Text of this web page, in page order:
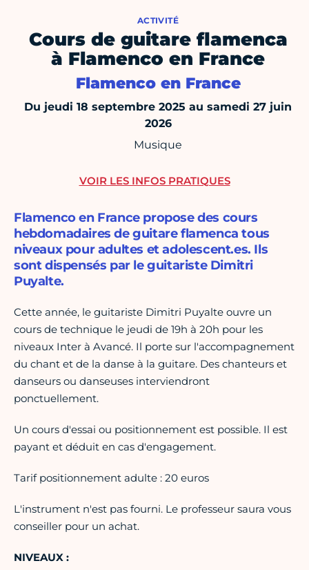
ACTIVITÉ
Cours de guitare flamenca
à Flamenco en France
Flamenco en France
Du jeudi 18 septembre 2025 au samedi 27 juin
2026
Musique
Flamenco en France propose des cours
hebdomadaires de guitare flamenca tous
niveaux pour adultes et adolescent.es. Ils
sont dispensés par le guitariste Dimitri
Puyalte.
Cette année, le guitariste Dimitri Puyalte ouvre un
cours de technique le jeudi de 19h à 20h pour les
niveaux Inter à Avancé. Il porte sur l'accompagnement
du chant et de la danse à la guitare. Des chanteurs et
danseurs ou danseuses interviendront
ponctuellement.
Un cours d'essai ou positionnement est possible. Il est
payant et déduit en cas d'engagement.
Tarif positionnement adulte : 20 euros
L'instrument n'est pas fourni. Le professeur saura vous
conseiller pour un achat.
NIVEAUX :
VOIR LES INFOS PRATIQUES